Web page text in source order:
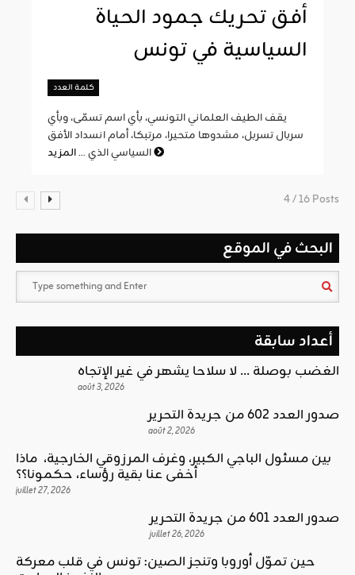
أفق تحريك جمود الحياة
السياسية في تونس
كلمة العدد
يقف الطيف العلماني التونسي، بأي اسم تسمّى، وبأي
سربال تسربل، مشدوها متحيرا، مرتبكا، أمام انسداد الأفق
السياسي الذي ...
4 / 16 Posts
البحث في الموقع
أعداد سابقة
الغضب بوصلة … لا سلاحا يشهر في غير الإتجاه
août 3, 2026
صدور العدد 602 من جريدة التحرير
août 2, 2026
بين مسئول الباجي الكبير، وغرف المرزوقي الخارجية، ماذا
أخفى عنا بقية رؤساء، حكمونا؟؟
juillet 27, 2026
صدور العدد 601 من جريدة التحرير
juillet 26, 2026
حين تموّل أوروبا وتنجز الصين: تونس في قلب معركة